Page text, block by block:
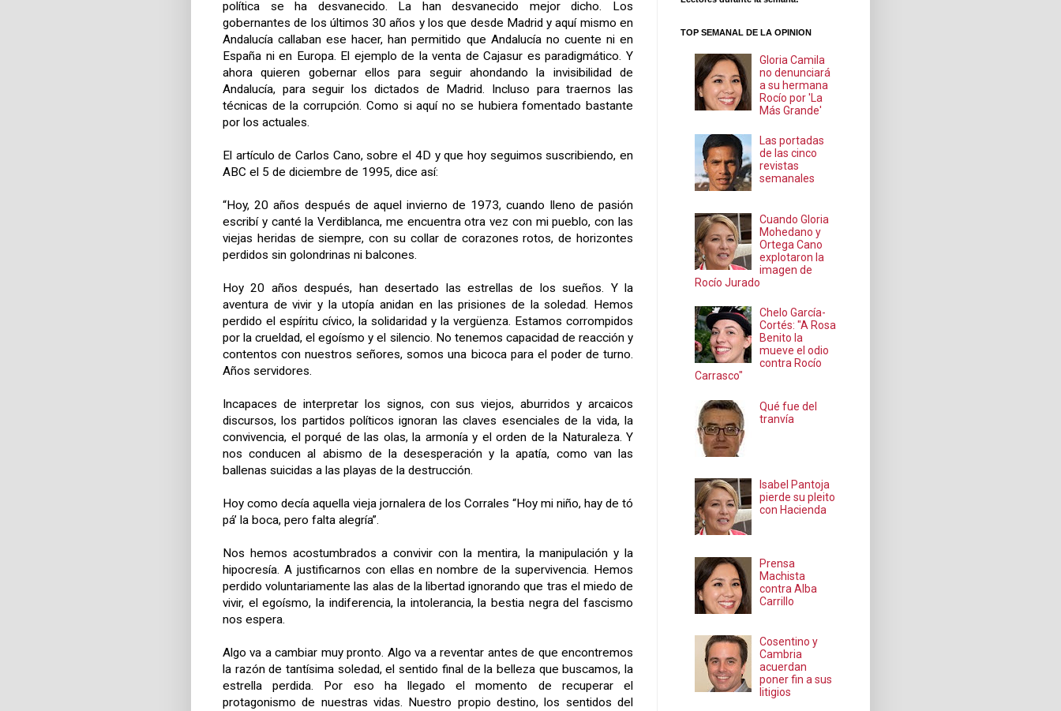
política se ha desvanecido. La han desvanecido mejor dicho. Los
gobernantes de los últimos 30 años y los que desde Madrid y aquí mismo en
Andalucía callaban ese hacer, han permitido que Andalucía no cuente ni en
España ni en Europa. El ejemplo de la venta de Cajasur es paradigmático. Y
ahora quieren gobernar ellos para seguir ahondando la invisibilidad de
Andalucía, para seguir los dictados de Madrid. Incluso para traernos las
técnicas de la corrupción. Como si aquí no se hubiera fomentado bastante
por los actuales.
El artículo de Carlos Cano, sobre el 4D y que hoy seguimos suscribiendo, en
ABC el 5 de diciembre de 1995, dice así:
“Hoy, 20 años después de aquel invierno de 1973, cuando lleno de pasión
escribí y canté la Verdiblanca, me encuentra otra vez con mi pueblo, con las
viejas heridas de siempre, con su collar de corazones rotos, de horizontes
perdidos sin golondrinas ni balcones.
Hoy 20 años después, han desertado las estrellas de los sueños. Y la
aventura de vivir y la utopía anidan en las prisiones de la soledad. Hemos
perdido el espíritu cívico, la solidaridad y la vergüenza. Estamos corrompidos
por la crueldad, el egoísmo y el silencio. No tenemos capacidad de reacción y
contentos con nuestros señores, somos una bicoca para el poder de turno.
Años servidores.
Incapaces de interpretar los signos, con sus viejos, aburridos y arcaicos
discursos, los partidos políticos ignoran las claves esenciales de la vida, la
convivencia, el porqué de las olas, la armonía y el orden de la Naturaleza. Y
nos conducen al abismo de la desesperación y la apatía, como van las
ballenas suicidas a las playas de la destrucción.
Hoy como decía aquella vieja jornalera de los Corrales “Hoy mi niño, hay de tó
pá’ la boca, pero falta alegría”.
Nos hemos acostumbrados a convivir con la mentira, la manipulación y la
hipocresía. A justificarnos con ellas en nombre de la supervivencia. Hemos
perdido voluntariamente las alas de la libertad ignorando que tras el miedo de
vivir, el egoísmo, la indiferencia, la intolerancia, la bestia negra del fascismo
nos espera.
Algo va a cambiar muy pronto. Algo va a reventar antes de que encontremos
la razón de tantísima soledad, el sentido final de la belleza que buscamos, la
estrella perdida. Por eso ha llegado el momento de recuperar el
protagonismo de nuestras vidas. Nuestro propio destino, los sentidos del
TOP SEMANAL DE LA OPINION
Gloria Camila
no denunciará
a su hermana
Rocío por 'La
Más Grande'
Las portadas
de las cinco
revistas
semanales
Cuando Gloria
Mohedano y
Ortega Cano
explotaron la
imagen de
Rocío Jurado
Chelo García-
Cortés: "A Rosa
Benito la
mueve el odio
contra Rocío
Carrasco"
Qué fue del
tranvía
Isabel Pantoja
pierde su pleito
con Hacienda
Prensa
Machista
contra Alba
Carrillo
Cosentino y
Cambria
acuerdan
poner fin a sus
litigios